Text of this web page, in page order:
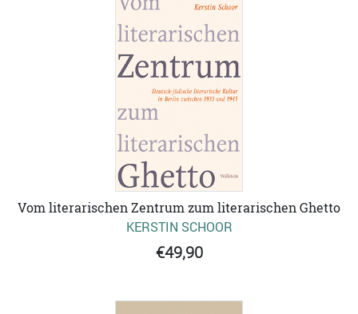
Vom literarischen Zentrum zum literarischen Ghetto
KERSTIN SCHOOR
€49,90